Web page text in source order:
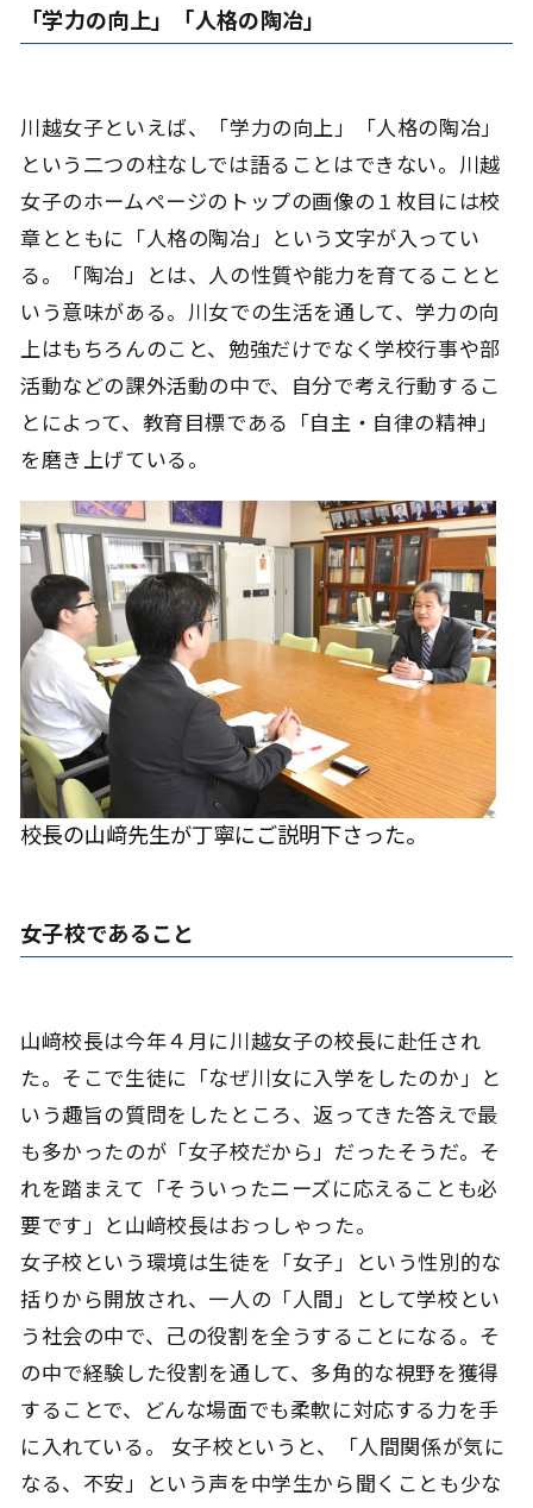
「学力の向上」「人格の陶冶」
川越女子といえば、「学力の向上」「人格の陶冶」
という二つの柱なしでは語ることはできない。川越
女子のホームページのトップの画像の１枚目には校
章とともに「人格の陶冶」という文字が入ってい
る。「陶冶」とは、人の性質や能力を育てることと
いう意味がある。川女での生活を通して、学力の向
上はもちろんのこと、勉強だけでなく学校行事や部
活動などの課外活動の中で、自分で考え行動するこ
とによって、教育目標である「自主・自律の精神」
を磨き上げている。
校長の山﨑先生が丁寧にご説明下さった。
女子校であること
山﨑校長は今年４月に川越女子の校長に赴任され
た。そこで生徒に「なぜ川女に入学をしたのか」と
いう趣旨の質問をしたところ、返ってきた答えで最
も多かったのが「女子校だから」だったそうだ。そ
れを踏まえて「そういったニーズに応えることも必
要です」と山﨑校長はおっしゃった。
女子校という環境は生徒を「女子」という性別的な
括りから開放され、一人の「人間」として学校とい
う社会の中で、己の役割を全うすることになる。そ
の中で経験した役割を通して、多角的な視野を獲得
することで、どんな場面でも柔軟に対応する力を手
に入れている。 女子校というと、「人間関係が気に
なる、不安」という声を中学生から聞くことも少な